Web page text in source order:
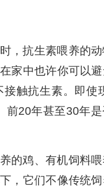
，抗生素喂养的
家中也许你可以
触抗生素。即
前20年甚至30年
的鸡、有机饲料
，它们不像传统